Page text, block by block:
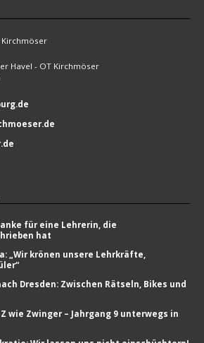
Havel - OT Kirchmöser
für eine Lehrerin, die
hat
„Wir krönen unsere Lehrkräfte,
Dresden: Zwischen Rätseln, Bikes und
wie Zwinger – Jahrgang 9 unterwegs in